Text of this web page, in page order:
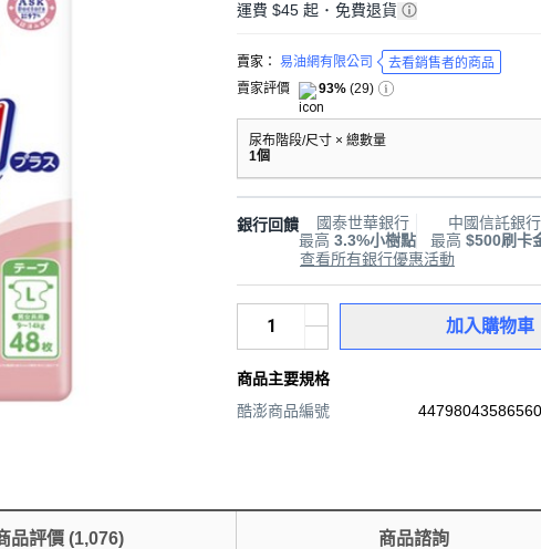
運費 $45 起 ･ 免費退貨
賣家： 易油網有限公司
去看銷售者的商品
賣家評價
93% (29)
尿布階段/尺寸 × 總數量
1個
銀行回饋
國泰世華銀行
最高 3.3%小樹點
中國信託銀行
最高 $500刷卡
查看所有銀行優惠活動
加入購物車
商品主要規格
酷澎商品編號
品評價 (1,076) 商品諮詢